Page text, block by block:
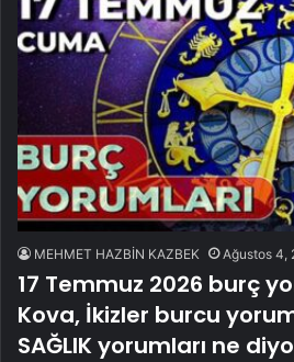
MEHMET HAZBİN KAZBEK Ağustos 4,
17 Temmuz 2026 burç
Kova, İkizler burcu
SAĞLIK yorumları ne